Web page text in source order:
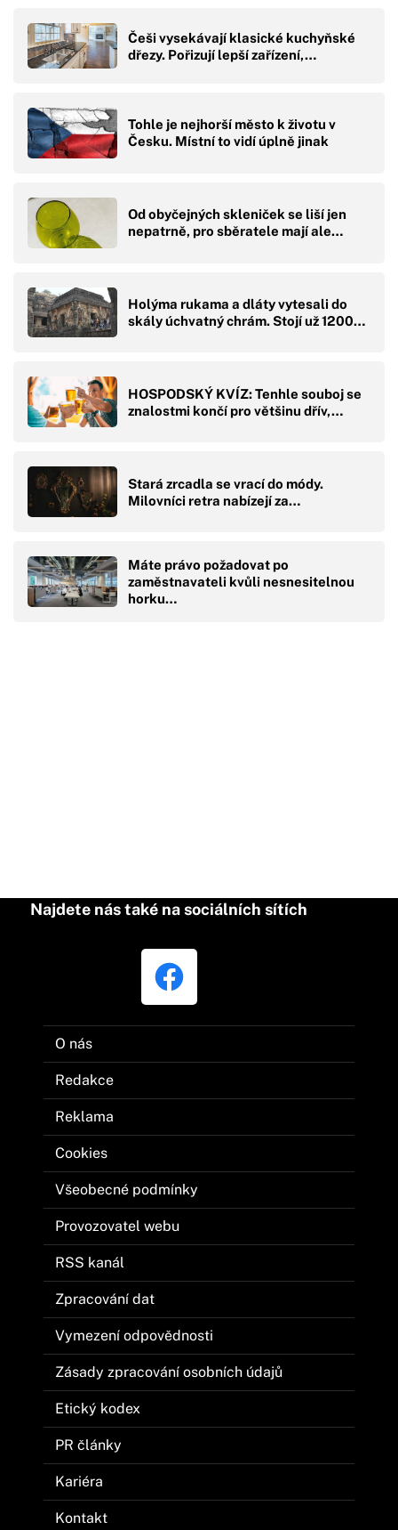
Češi vysekávají klasické kuchyňské
dřezy. Pořizují lepší zařízení,…
Tohle je nejhorší město k životu v
Česku. Místní to vidí úplně jinak
Od obyčejných skleniček se liší jen
nepatrně, pro sběratele mají ale…
Holýma rukama a dláty vytesali do
skály úchvatný chrám. Stojí už 1200…
HOSPODSKÝ KVÍZ: Tenhle souboj se
znalostmi končí pro většinu dřív,…
Stará zrcadla se vrací do módy.
Milovníci retra nabízejí za…
Máte právo požadovat po
zaměstnavateli kvůli nesnesitelnou
horku…
Najdete nás také na sociálních sítích
O nás
Redakce
Reklama
Cookies
Všeobecné podmínky
Provozovatel webu
RSS kanál
Zpracování dat
Vymezení odpovědnosti
Zásady zpracování osobních údajů
Etický kodex
PR články
Kariéra
Kontakt